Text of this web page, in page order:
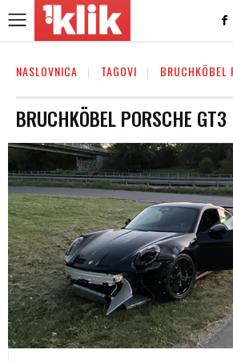
NASLOVNICA TAGOVI BRUCHKÖBEL
BRUCHKÖBEL PORSCHE GT3